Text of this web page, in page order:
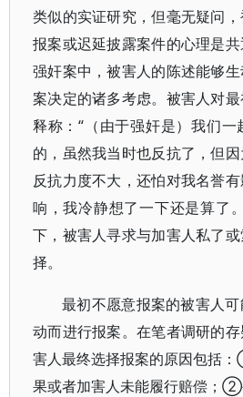
类似的实证研究，但毫无疑问
报案或迟延披露案件的心理是
强奸案中，被害人的陈述能够
案决定的诸多考虑。被害人对
释称：“（由于强奸是）我们
的，虽然我当时也反抗了，但因
反抗力度不大，还怕对我名誉
响，我冷静想了一下还是算了
下，被害人寻求与加害人私了
择。
最初不愿意报案的被害人
动而进行报案。在笔者调研的
害人最终选择报案的原因包括
果或者加害人未能履行赔偿；